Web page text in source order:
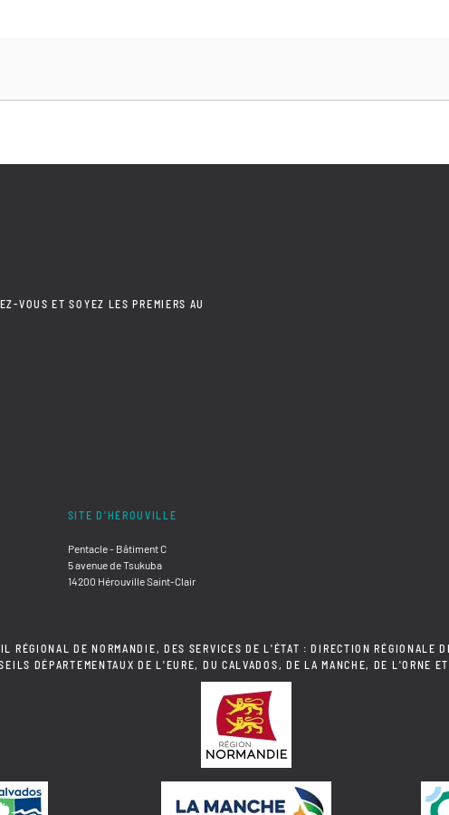
VOUS ET SOYEZ LES PREMIERS AU
SITE D'HÉROUVILLE
Pentacle - Bâtiment C
5 avenue de Tsukuba
14200 Hérouville Saint-Clair
RÉGIONAL DE NORMANDIE, DES SERVICES DE L'ÉTAT : DIRECTION RÉGIONALE
DÉPARTEMENTAUX DE L'EURE, DU CALVADOS, DE LA MANCHE, DE L'ORNE